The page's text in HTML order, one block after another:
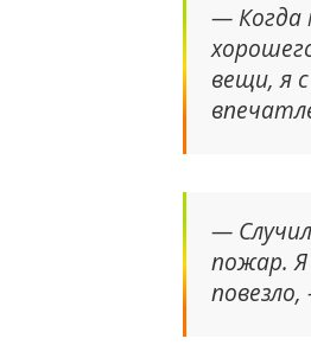
— Когда
вещи, я
—
пожар.